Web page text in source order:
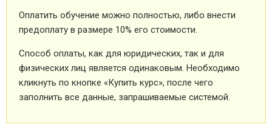
Оплатить обучение можно полностью, либо внести
предоплату в размере 10% его стоимости.
Способ оплаты, как для юридических, так и для
физических лиц является одинаковым. Необходимо
кликнуть по кнопке «Купить курс», после чего
заполнить все данные, запрашиваемые системой.